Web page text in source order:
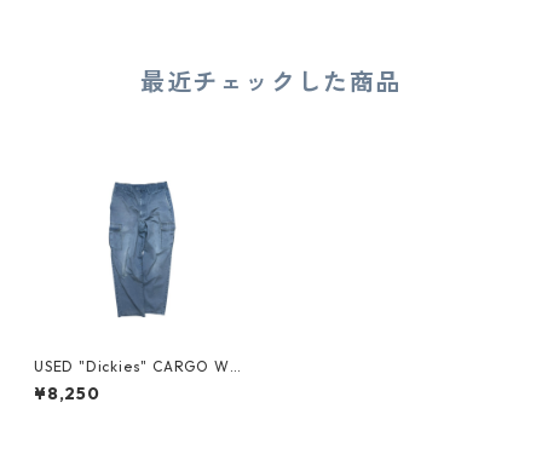
最近チェックした商品
USED "Dickies" CARGO WO
RK PANTS
¥8,250